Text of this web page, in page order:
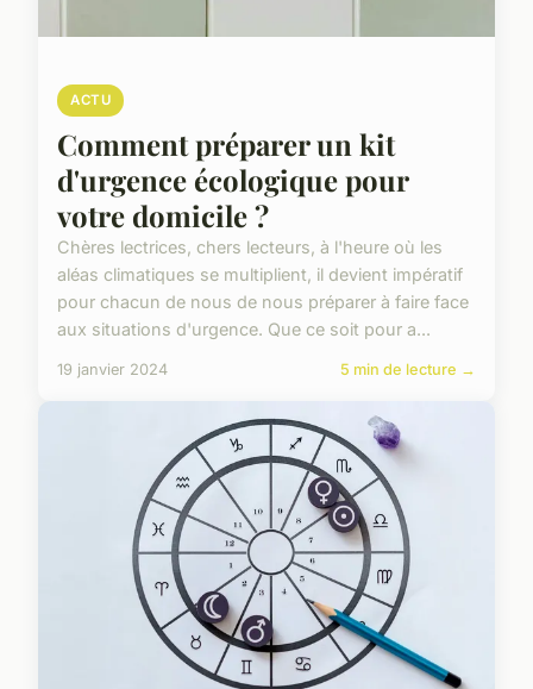
ACTU
Comment préparer un kit
d'urgence écologique pour
votre domicile ?
Chères lectrices, chers lecteurs, à l'heure où les
aléas climatiques se multiplient, il devient impératif
pour chacun de nous de nous préparer à faire face
aux situations d'urgence. Que ce soit pour a...
19 janvier 2024 5 min de lecture →